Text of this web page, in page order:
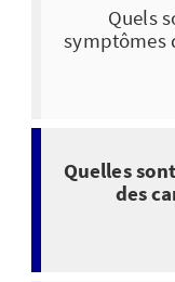
Quels
symptômes
Quelles
des